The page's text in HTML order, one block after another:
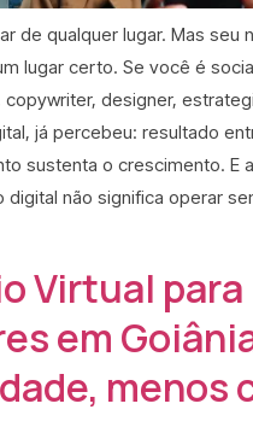
de qualquer lugar. Mas seu
lugar certo. Se você é
designer,
já percebeu: resultado
sustenta o crescimento. E
digital não significa operar
Virtual para
em
menos